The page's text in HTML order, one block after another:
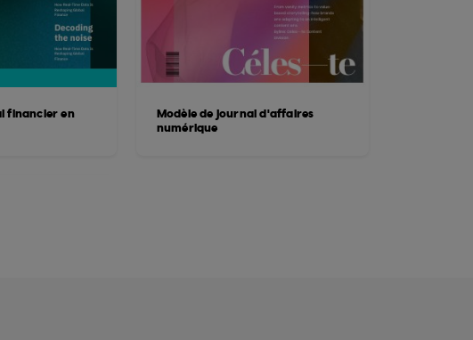
financier en
Modèle de journal d'affaires
numérique